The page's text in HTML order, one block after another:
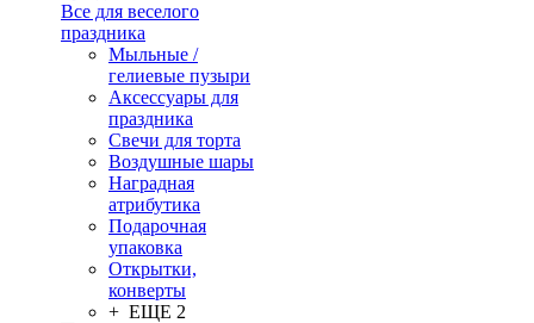
Все для веселого
праздника
Мыльные /
гелиевые пузыри
Аксессуары для
праздника
Свечи для торта
Воздушные шары
Наградная
атрибутика
Подарочная
упаковка
Открытки,
конверты
+ ЕЩЕ 2